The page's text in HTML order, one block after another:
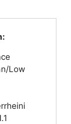
Low